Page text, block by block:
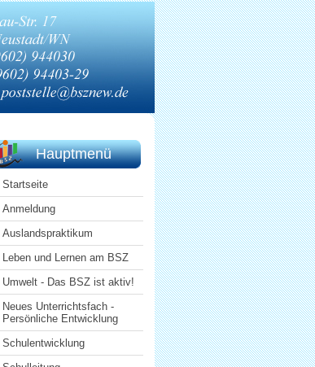
Hauptmenü
Startseite
Anmeldung
Auslandspraktikum
Leben und Lernen am BSZ
Umwelt - Das BSZ ist aktiv!
Neues Unterrichtsfach -
Persönliche Entwicklung
Schulentwicklung